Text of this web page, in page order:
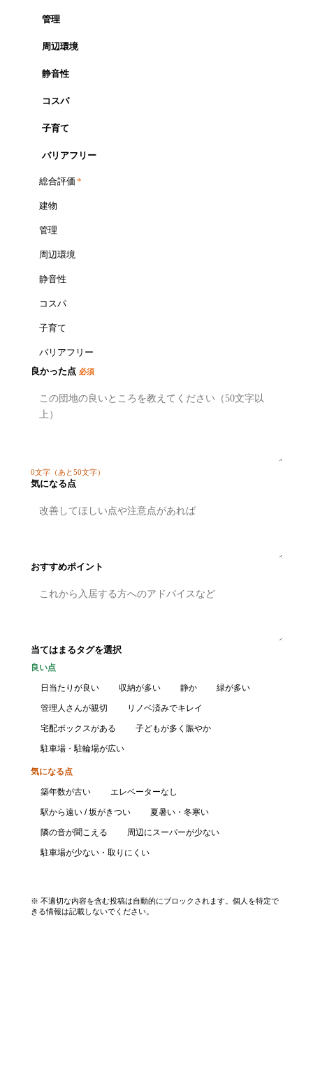
管理
周辺環境
静音性
コスパ
子育て
バリアフリー
総合評価 *
建物
管理
周辺環境
静音性
コスパ
子育て
バリアフリー
良かった点 必須
0文字 （あと50文字）
気になる点
おすすめポイント
当てはまるタグを選択
良い点
日当たりが良い 収納が多い 静か 緑が多い
管理人さんが親切 リノベ済みでキレイ
宅配ボックスがある 子どもが多く賑やか
駐車場・駐輪場が広い
気になる点
築年数が古い エレベーターなし
駅から遠い / 坂がきつい 夏暑い・冬寒い
隣の音が聞こえる 周辺にスーパーが少ない
駐車場が少ない・取りにくい
※ 不適切な内容を含む投稿は自動的にブロックされます。個人を特定で
きる情報は記載しないでください。